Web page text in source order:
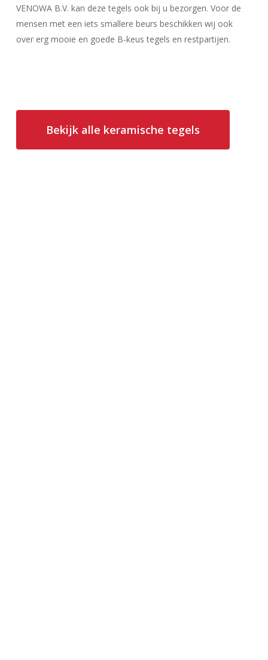
VENOWA B.V. kan deze tegels ook bij u bezorgen. Voor de
mensen met een iets smallere beurs beschikken wij ook
over erg mooie en goede B-keus tegels en restpartijen.
Bekijk alle keramische tegels